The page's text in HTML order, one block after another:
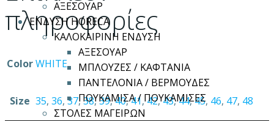
ΑΞΕΣΟΥΑΡ
ΕΝΔΥΣΗ HORECA
ΚΑΛΟΚΑΙΡΙΝΗ ΕΝΔΥΣΗ
ΑΞΕΣΟΥΑΡ
ΜΠΛΟΥΖΕΣ / ΚΑΦΤΑΝΙΑ
ΠΑΝΤΕΛΟΝΙΑ / ΒΕΡΜΟΥΔΕΣ
ΠΟΥΚΑΜΙΣΑ / ΠΟΥΚΑΜΙΣΕΣ
ΣΤΟΛΕΣ ΜΑΓΕΙΡΩΝ
πληροφορίες
ColorWHITE
Size 35, 36, 37, 38,39,40,41,42,43,44,45, 46, 47, 48